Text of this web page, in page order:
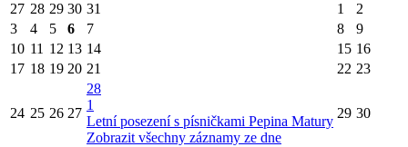
27 28 29 30 31 1
2
3
4 5 6 7 8
9
10 11 12 13 14 15 16
17 18 19 20 21 22 23
24 25 26 27
28
1
Letní posezení s písničkami Pepina Matury
Zobrazit všechny záznamy ze dne
29 30